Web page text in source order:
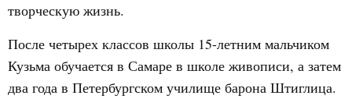
творческую жизнь.
После четырех классов школы 15-летним мальчиком
Кузьма обучается в Самаре в школе живописи, а затем
два года в Петербургском училище барона Штиглица.